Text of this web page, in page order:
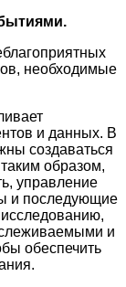
необходимые
и данных. В
создаваться
образом,
управление
и последующие
и
обеспечить